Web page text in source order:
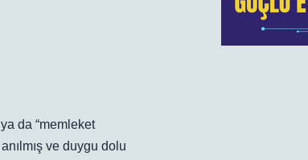
da “memleket
ve duygu dolu